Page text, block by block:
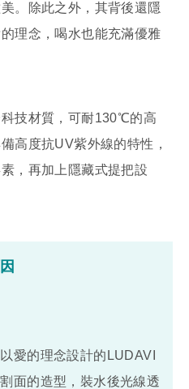
。除此之外，其背後還隱
理念，喝水也能充滿優雅
技材質，可耐130℃的高
高度抗UV紫外線的特性，
，再加上隱藏式提把設
愛的理念設計的LUDAVI
面的造型，裝水後光線透